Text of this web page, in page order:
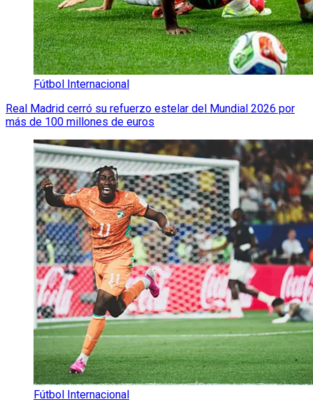
Fútbol Internacional
Real Madrid cerró su refuerzo estelar del Mundial 2026 por
más de 100 millones de euros
Fútbol Internacional